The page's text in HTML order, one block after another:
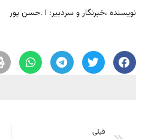
نویسنده ،خبرنگار و سردبیر: ا .حسن پور
قبلی